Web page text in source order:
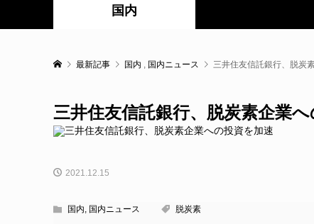
国内
最新記事 国内 , 国内ニュース 三井住友信託銀行、脱炭
三井住友信託銀行、脱炭素企業
2021.12.15
国内, 国内ニュース 脱炭素